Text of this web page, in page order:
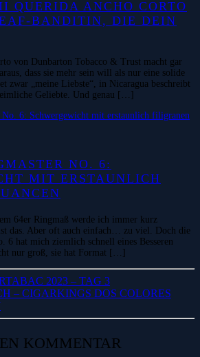
QUERIDA ANCHO CORTO
BANDITIN, DIE DEIN
von Dunbarton Tobacco & Trust macht gar
dass sie mehr sein will als nur eine solide
zwar „meine Liebste“, in Nicaragua beschreibt
Geliebte. Und genau […]
NO. 6:
MIT ERSTAUNLICH
64er Ringmaß werde ich immer kurz
das. Aber oft auch einfach… zu viel. Doch die
6 hat mich ziemlich schnell eines Besseren
nur groß, sie hat Format […]
2023 – TAG 3
– CIGARKINGS DOS COLORES
KOMMENTAR